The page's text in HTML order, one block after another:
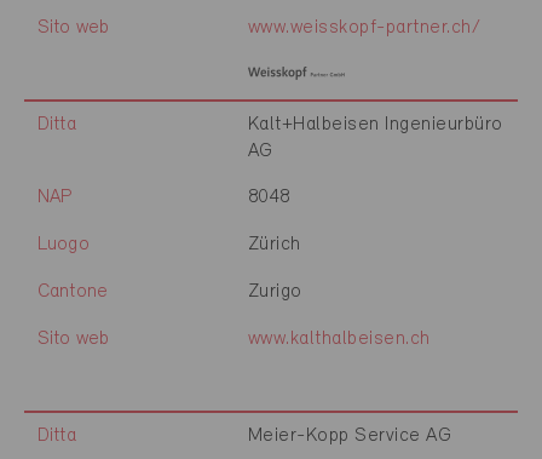
Sito web www.weisskopf-partner.ch/
Ditta
Kalt+Halbeisen Ingenieurbüro
AG
NAP 8048
Luogo Zürich
Cantone Zurigo
Sito web www.kalthalbeisen.ch
Ditta Meier-Kopp Service AG